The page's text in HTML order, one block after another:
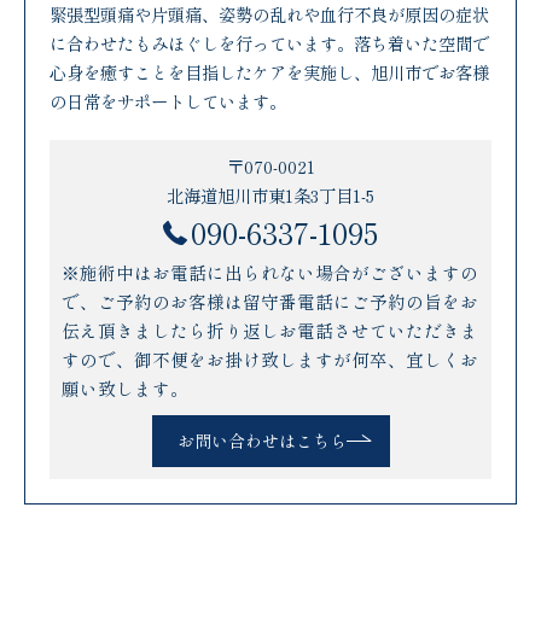
緊張型頭痛や片頭痛、姿勢の乱れや血行不良が原因の症状
に合わせたもみほぐしを行っています。落ち着いた空間で
心身を癒すことを目指したケアを実施し、旭川市でお客様
の日常をサポートしています。
〒070-0021
北海道旭川市東1条3丁目1-5
090-6337-1095
※施術中はお電話に出られない場合がございますの
で、ご予約のお客様は留守番電話にご予約の旨をお
伝え頂きましたら折り返しお電話させていただきま
すので、御不便をお掛け致しますが何卒、宜しくお
願い致します。
お問い合わせはこちら